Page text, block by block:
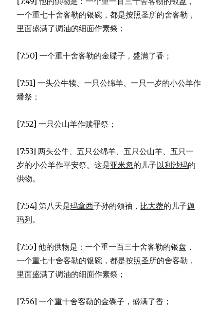
一个重七十舍客勒的银碗，都是按照圣所的舍客勒，
里面盛满了调油的细面作素祭；
[7:50] 一个重十舍客勒的金碟子，盛满了香；
[7:51] 一头公牛犊、一只公绵羊、一只一岁的小公羊作
燔祭；
[7:52] 一只公山羊作赎罪祭；
[7:53] 两头公牛、五只公绵羊、五只公山羊、五只一
岁的小公羊作平安祭。这是亚米忽的儿子以利沙玛的
供物。
[7:54] 第八天是玛拿西子孙的领袖， 比大蓿的儿子迦
玛列。
[7:55] 他的供物是：一个重一百三十舍客勒的银盘，
一个重七十舍客勒的银碗，都是按照圣所的舍客勒，
里面盛满了调油的细面作素祭；
[7:56] 一个重十舍客勒的金碟子，盛满了香；